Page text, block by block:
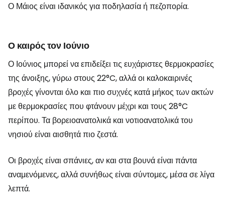
Ο Μάιος είναι ιδανικός για ποδηλασία ή πεζοπορία.
Ο καιρός τον Ιούνιο
Ο Ιούνιος μπορεί να επιδείξει τις ευχάριστες θερμοκρασίες
της άνοιξης, γύρω στους 22°C, αλλά οι καλοκαιρινές
βροχές γίνονται όλο και πιο συχνές κατά μήκος των ακτών
με θερμοκρασίες που φτάνουν μέχρι και τους 28°C
περίπου. Τα βορειοανατολικά και νοτιοανατολικά του
νησιού είναι αισθητά πιο ζεστά.
Οι βροχές είναι σπάνιες, αν και στα βουνά είναι πάντα
αναμενόμενες, αλλά συνήθως είναι σύντομες, μέσα σε λίγα
λεπτά.